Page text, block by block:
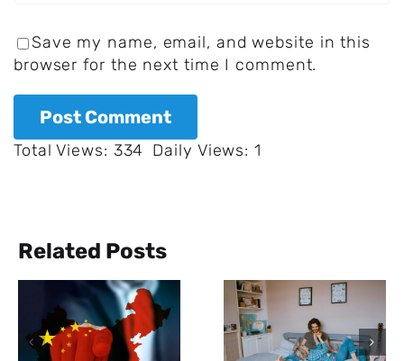
Save my name, email, and website in this
browser for the next time I comment.
Total Views: 334 Daily Views: 1
Related Posts
Das
menschliche
Gehirn
reagiert auf
Musik ähnlich
Der BND
über den
Corona